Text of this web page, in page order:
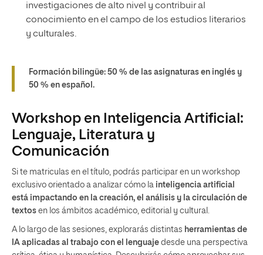
investigaciones de alto nivel y contribuir al
conocimiento en el campo de los estudios literarios
y culturales.
Formación bilingüe: 50 % de las asignaturas en inglés y
50 % en español.
Workshop en Inteligencia Artificial:
Lenguaje, Literatura y
Comunicación
Si te matriculas en el título, podrás participar en un workshop
exclusivo orientado a analizar cómo la inteligencia artificial
está impactando en la creación, el análisis y la circulación de
textos en los ámbitos académico, editorial y cultural.
A lo largo de las sesiones, explorarás distintas herramientas de
IA aplicadas al trabajo con el lenguaje desde una perspectiva